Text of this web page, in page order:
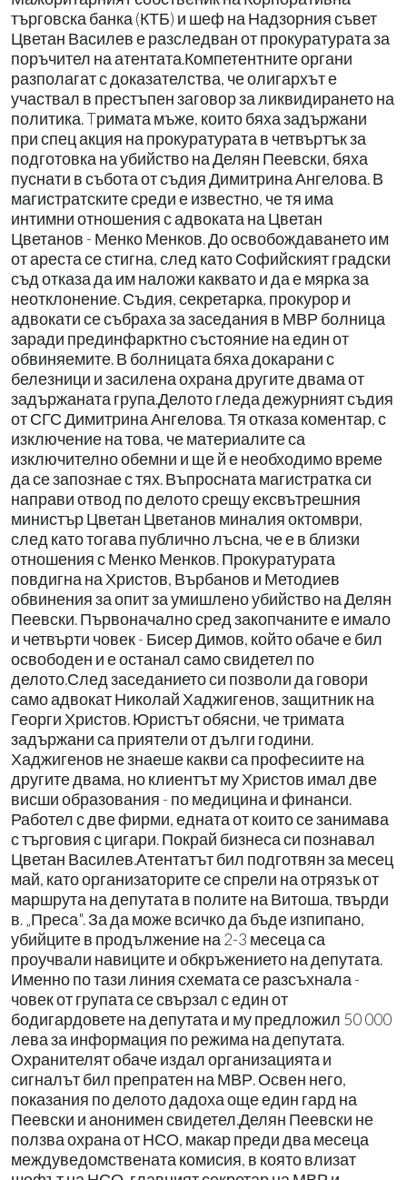
търговска банка (КТБ) и шеф на Надзорния съвет
Цветан Василев е разследван от прокуратурата за
поръчител на атентата.Компетентните органи
разполагат с доказателства, че олигархът е
участвал в престъпен заговор за ликвидирането на
политика. Tримата мъже, които бяха задържани
при спец акция на прокуратурата в четвъртък за
подготовка на убийство на Делян Пеевски, бяха
пуснати в събота от съдия Димитрина Ангелова. В
магистратските среди е известно, че тя има
интимни отношения с адвоката на Цветан
Цветанов - Менко Менков. До освобождаването им
от ареста се стигна, след като Софийският градски
съд отказа да им наложи каквато и да е мярка за
неотклонение. Съдия, секретарка, прокурор и
адвокати се събраха за заседания в МВР болница
заради прединфарктно състояние на един от
обвиняемите. В болницата бяха докарани с
белезници и засилена охрана другите двама от
задържаната група.Делото гледа дежурният съдия
от СГС Димитрина Ангелова. Тя отказа коментар, с
изключение на това, че материалите са
изключително обемни и ще й е необходимо време
да се запознае с тях. Въпросната магистратка си
направи отвод по делото срещу ексвътрешния
министър Цветан Цветанов миналия октомври,
след като тогава публично лъсна, че е в близки
отношения с Менко Менков. Прокуратурата
повдигна на Христов, Върбанов и Методиев
обвинения за опит за умишлено убийство на Делян
Пеевски. Първоначално сред закопчаните е имало
и четвърти човек - Бисер Димов, който обаче е бил
освободен и е останал само свидетел по
делото.След заседанието си позволи да говори
само адвокат Николай Хаджигенов, защитник на
Георги Христов. Юристът обясни, че тримата
задържани са приятели от дълги години.
Хаджигенов не знаеше какви са професиите на
другите двама, но клиентът му Христов имал две
висши образования - по медицина и финанси.
Работел с две фирми, едната от които се занимава
с търговия с цигари. Покрай бизнеса си познавал
Цветан Василев.Атентатът бил подготвян за месец
май, като организаторите се спрели на отрязък от
маршрута на депутата в полите на Витоша, твърди
в. „Преса". За да може всичко да бъде изпипано,
убийците в продължение на 2-3 месеца са
проучвали навиците и обкръжението на депутата.
Именно по тази линия схемата се разсъхнала -
човек от групата се свързал с един от
бодигардовете на депутата и му предложил 50 000
лева за информация по режима на депутата.
Охранителят обаче издал организацията и
сигналът бил препратен на МВР. Освен него,
показания по делото дадоха още един гард на
Пеевски и анонимен свидетел.Делян Пеевски не
ползва охрана от НСО, макар преди два месеца
междуведомствената комисия, в която влизат